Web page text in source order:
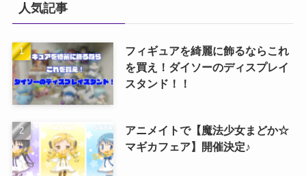
人気記事
フィギュアを綺麗に飾るならこれ
を買え！ダイソーのディスプレイ
スタンド！！
アニメイトで【魔法少女まどか☆
マギカフェア】開催決定♪